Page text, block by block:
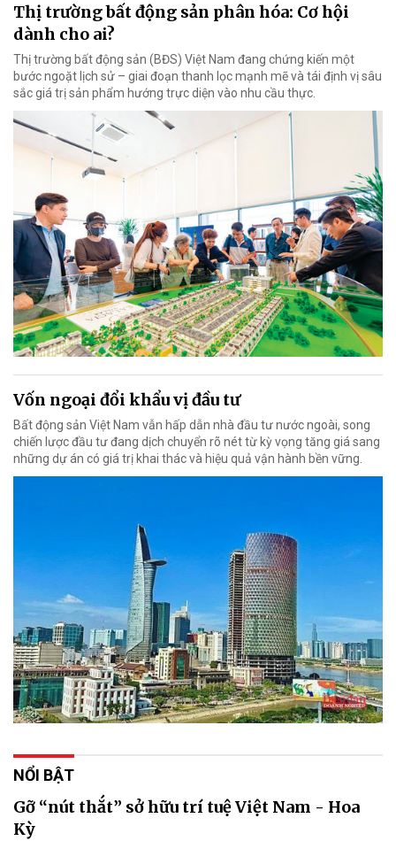
Thị trường bất động sản phân hóa: Cơ hội
dành cho ai?
Thị trường bất động sản (BĐS) Việt Nam đang chứng kiến một
bước ngoặt lịch sử – giai đoạn thanh lọc mạnh mẽ và tái định vị sâu
sắc giá trị sản phẩm hướng trực diện vào nhu cầu thực.
Vốn ngoại đổi khẩu vị đầu tư
Bất động sản Việt Nam vẫn hấp dẫn nhà đầu tư nước ngoài, song
chiến lược đầu tư đang dịch chuyển rõ nét từ kỳ vọng tăng giá sang
những dự án có giá trị khai thác và hiệu quả vận hành bền vững.
NỔI BẬT
Gỡ “nút thắt” sở hữu trí tuệ Việt Nam - Hoa
Kỳ